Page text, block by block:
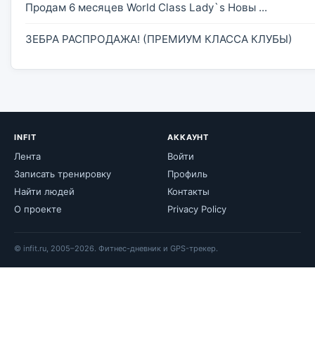
Продам 6 месяцев World Class Lady`s Новы ...
ЗЕБРА РАСПРОДАЖА! (ПРЕМИУМ КЛАССА КЛУБЫ)
INFIT
Лента
Записать тренировку
Найти людей
О проекте
АККАУНТ
Войти
Профиль
Контакты
Privacy Policy
© infit.ru, 2005–2026. Фитнес-дневник и GPS-трекер.